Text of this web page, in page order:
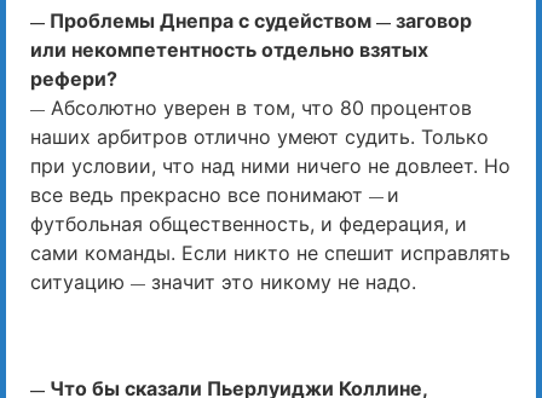
— Проблемы Днепра с судейством — заговор
или некомпетентность отдельно взятых
рефери?
— Абсолютно уверен в том, что 80 процентов
наших арбитров отлично умеют судить. Только
при условии, что над ними ничего не довлеет. Но
все ведь прекрасно все понимают — и
футбольная общественность, и федерация, и
сами команды. Если никто не спешит исправлять
ситуацию — значит это никому не надо.
— Что бы сказали Пьерлуиджи Коллине,